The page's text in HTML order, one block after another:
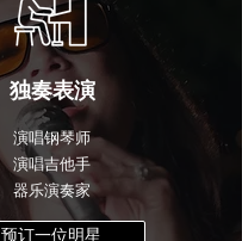
独奏表演
演唱钢琴师
演唱吉他手
器乐演奏家
预订一位明星